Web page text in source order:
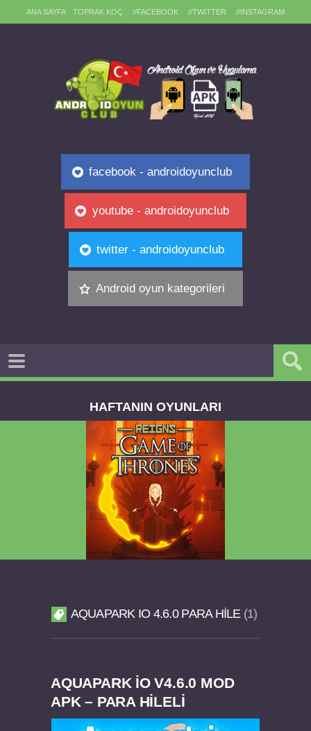
ANA SAYFA TOPRAK KOÇ //FACEBOOK //TWITTER //INSTAGRAM
facebook - androidoyunclub
youtube - androidoyunclub
twitter - androidoyunclub
Android oyun kategorileri
HAFTANIN OYUNLARI
Dream Road Multiplayer v1.4.2 PARA HİLELİ
Felix the Reaper v1.25 FULL APK
AQUAPARK IO 4.6.0 PARA HILE 1
AQUAPARK IO V4.6.0 MOD
APK – PARA HİLELİ